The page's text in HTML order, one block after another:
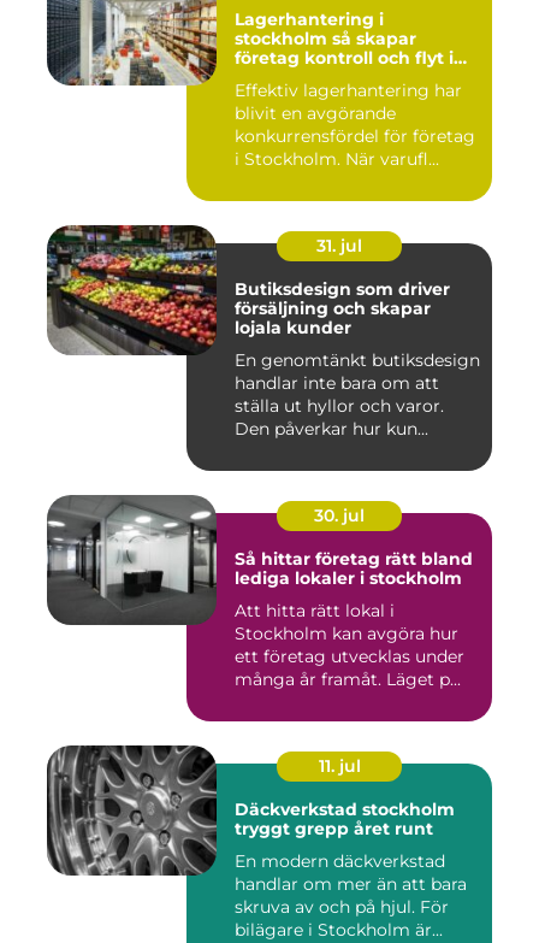
Lagerhantering i
stockholm så skapar
företag kontroll och flyt i
Effektiv lagerhantering har
blivit en avgörande
konkurrensfördel för företag
i Stockholm. När varufl...
31. jul
Butiksdesign som driver
försäljning och skapar
lojala kunder
En genomtänkt butiksdesign
handlar inte bara om att
ställa ut hyllor och varor.
Den påverkar hur kun...
30. jul
Så hittar företag rätt bland
lediga lokaler i stockholm
Att hitta rätt lokal i
Stockholm kan avgöra hur
ett företag utvecklas under
många år framåt. Läget p...
11. jul
Däckverkstad stockholm
tryggt grepp året runt
En modern däckverkstad
handlar om mer än att bara
skruva av och på hjul. För
bilägare i Stockholm är...